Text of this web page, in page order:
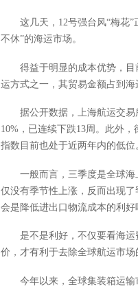
这几天，12号强台风“梅花
不休”的海运市场。
得益于明显的成本优势，
运方式之一，其贸易金额占到海
据公开数据，上海航运交
10%，已连续下跌13周。此外
指数目前也处于近两年内的低位
一般而言，三季度是全球
仅没有季节性上涨，反而出现
会是降低进出口物流成本的利好
是不是利好，不仅要看海
价，才有利于去除全球航运市场
今年以来，全球集装箱运